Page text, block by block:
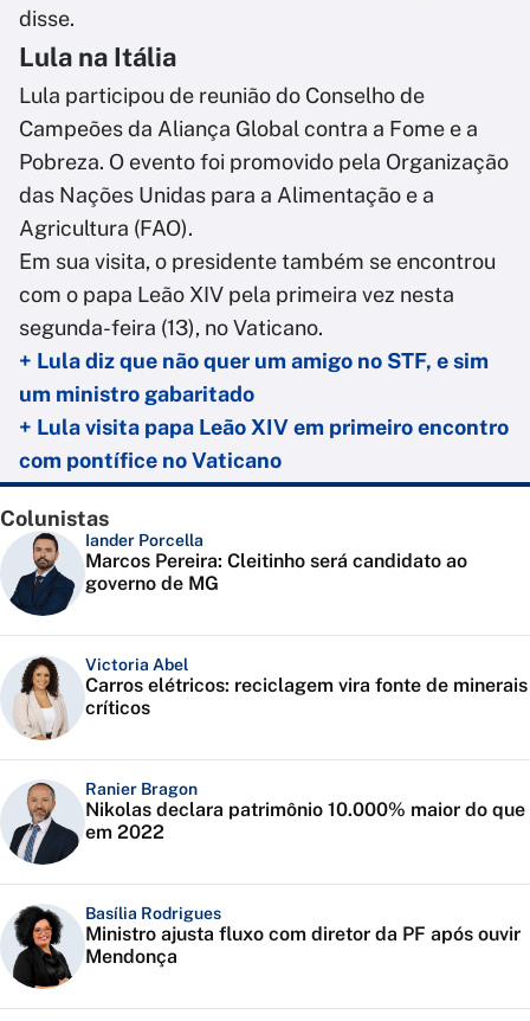
disse.
Lula na Itália
Lula participou de reunião do Conselho de
Campeões da Aliança Global contra a Fome e a
Pobreza. O evento foi promovido pela Organização
das Nações Unidas para a Alimentação e a
Agricultura (FAO).
Em sua visita, o presidente também se encontrou
com o papa Leão XIV pela primeira vez nesta
segunda-feira (13), no Vaticano.
+ Lula diz que não quer um amigo no STF, e sim
um ministro gabaritado
+ Lula visita papa Leão XIV em primeiro encontro
com pontífice no Vaticano
Colunistas
Iander Porcella
Marcos Pereira: Cleitinho será candidato ao
governo de MG
Victoria Abel
Carros elétricos: reciclagem vira fonte de minerais
críticos
Ranier Bragon
Nikolas declara patrimônio 10.000% maior do que
em 2022
Basília Rodrigues
Ministro ajusta fluxo com diretor da PF após ouvir
Mendonça